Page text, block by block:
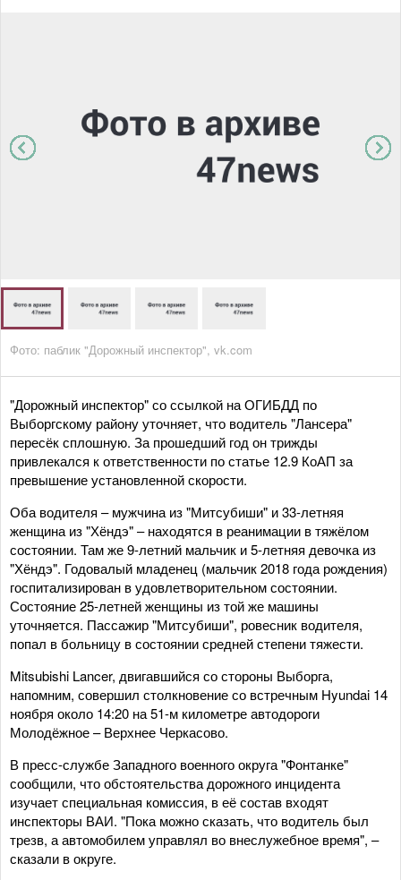
Фото: паблик "Дорожный инспектор", vk.com
"Дорожный инспектор" со ссылкой на ОГИБДД по
Выборгскому району уточняет, что водитель "Лансера"
пересёк сплошную. За прошедший год он трижды
привлекался к ответственности по статье 12.9 КоАП за
превышение установленной скорости.
Оба водителя – мужчина из "Митсубиши" и 33-летняя
женщина из "Хёндэ" – находятся в реанимации в тяжёлом
состоянии. Там же 9-летний мальчик и 5-летняя девочка из
"Хёндэ". Годовалый младенец (мальчик 2018 года рождения)
госпитализирован в удовлетворительном состоянии.
Состояние 25-летней женщины из той же машины
уточняется. Пассажир "Митсубиши", ровесник водителя,
попал в больницу в состоянии средней степени тяжести.
Mitsubishi Lancer, двигавшийся со стороны Выборга,
напомним, совершил столкновение со встречным Hyundai 14
ноября около 14:20 на 51-м километре автодороги
Молодёжное – Верхнее Черкасово.
В пресс-службе Западного военного округа "Фонтанке"
сообщили, что обстоятельства дорожного инцидента
изучает специальная комиссия, в её состав входят
инспекторы ВАИ. "Пока можно сказать, что водитель был
трезв, а автомобилем управлял во внеслужебное время", –
сказали в округе.